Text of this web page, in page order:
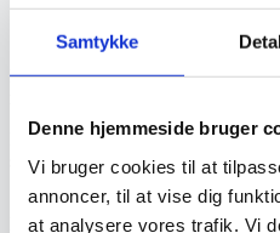
Samtykke
Denne hjemmeside bruger
Vi bruger cookies til at
annoncer, til at vise dig
at analysere vores trafik. Vi
Yderligere information
Anmeldelser (0)
EyeAid Eye Care mini 50 ml.
EyeAid EyeCare er ideel til at
såsom støv, snavs, metal-
Sprayteknologien sikrer konstant
EyeCare kan aktiveres med én